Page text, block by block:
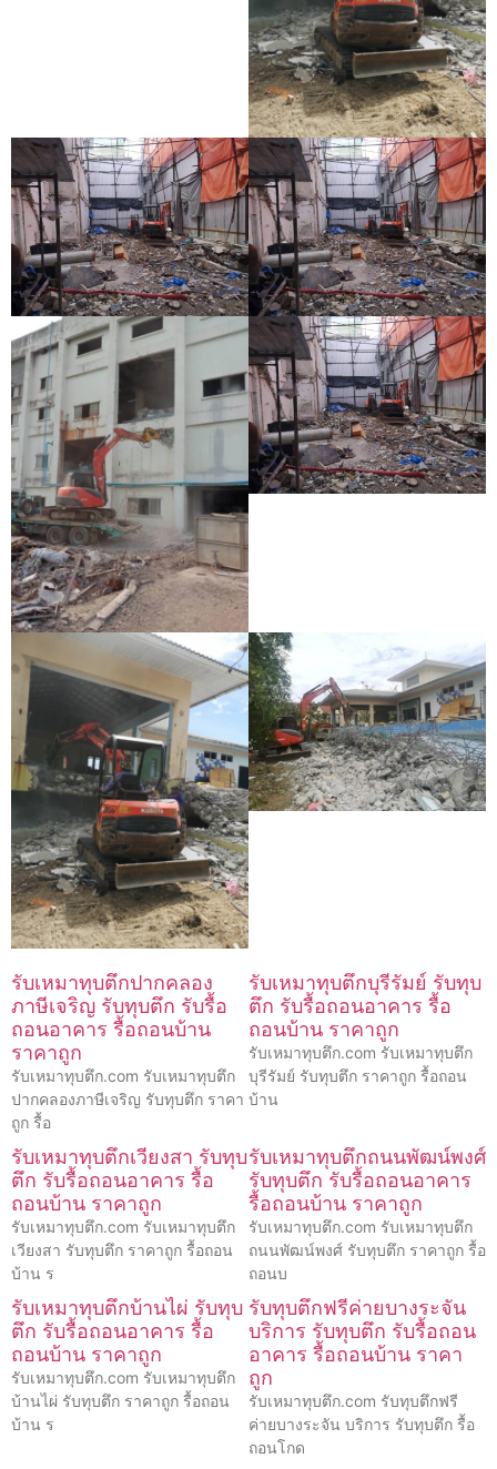
รับเหมาทุบตึกปากคลอง
ภาษีเจริญ รับทุบตึก รับรื้อ
ถอนอาคาร รื้อถอนบ้าน
ราคาถูก
รับเหมาทุบตึก.com รับเหมาทุบตึก
ปากคลองภาษีเจริญ รับทุบตึก ราคา
ถูก รื้อ
รับเหมาทุบตึกบุรีรัมย์ รับทุบ
ตึก รับรื้อถอนอาคาร รื้อ
ถอนบ้าน ราคาถูก
รับเหมาทุบตึก.com รับเหมาทุบตึก
บุรีรัมย์ รับทุบตึก ราคาถูก รื้อถอน
บ้าน
รับเหมาทุบตึกเวียงสา รับทุบ
ตึก รับรื้อถอนอาคาร รื้อ
ถอนบ้าน ราคาถูก
รับเหมาทุบตึก.com รับเหมาทุบตึก
เวียงสา รับทุบตึก ราคาถูก รื้อถอน
บ้าน ร
รับเหมาทุบตึกถนนพัฒน์พงศ์
รับทุบตึก รับรื้อถอนอาคาร
รื้อถอนบ้าน ราคาถูก
รับเหมาทุบตึก.com รับเหมาทุบตึก
ถนนพัฒน์พงศ์ รับทุบตึก ราคาถูก รื้อ
ถอนบ
รับเหมาทุบตึกบ้านไผ่ รับทุบ
ตึก รับรื้อถอนอาคาร รื้อ
ถอนบ้าน ราคาถูก
รับเหมาทุบตึก.com รับเหมาทุบตึก
บ้านไผ่ รับทุบตึก ราคาถูก รื้อถอน
บ้าน ร
รับทุบตึกฟรีค่ายบางระจัน
บริการ รับทุบตึก รับรื้อถอน
อาคาร รื้อถอนบ้าน ราคา
ถูก
รับเหมาทุบตึก.com รับทุบตึกฟรี
ค่ายบางระจัน บริการ รับทุบตึก รื้อ
ถอนโกด